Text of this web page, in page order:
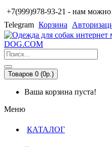
+7(999)978-93-21 - нам можно
Telegram Корзина
Товаров 0 (0р.)
Ваша корзина пуста!
Меню
КАТАЛОГ